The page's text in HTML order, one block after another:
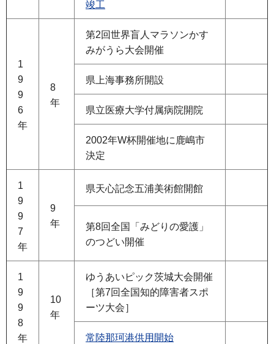
竣工
1
9
9
6
年
8
年
第2回世界盲人マラソンかす
みがうら大会開催
県上海事務所開設
県立医療大学付属病院開院
2002年W杯開催地に鹿嶋市
決定
1
9
9
7
年
9
年
県天心記念五浦美術館開館
第8回全国「みどりの愛護」
のつどい開催
1
9
9
8
年
10
年
ゆうあいピック茨城大会開催
［第7回全国知的障害者スポ
ーツ大会］
常陸那珂港供用開始